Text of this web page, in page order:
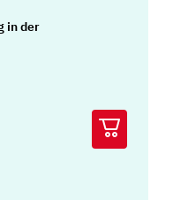
in der